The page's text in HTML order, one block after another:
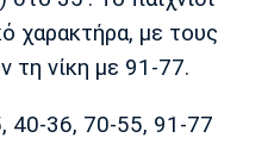
χαρακτήρα, με τους
τη νίκη με 91-77.
40-36, 70-55, 91-77